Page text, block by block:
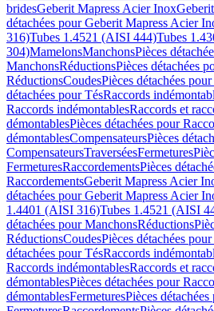
bridesGeberit Mapress Acier Inox
détachées pour Geberit Mapress Acier
316)Tubes 1.4521 (AISI 444)Tubes
304)MamelonsManchonsPièces
ManchonsRéductionsPièces détachées
RéductionsCoudesPièces détachées
détachées pour TésRaccords
Raccords indémontablesRaccords et
démontablesPièces détachées pour
démontablesCompensateursPièces
CompensateursTraverséesFermetures
FermeturesRaccordementsPièces
RaccordementsGeberit Mapress Acier
détachées pour Geberit Mapress Acier
1.4401 (AISI 316)Tubes 1.4521 (AISI
détachées pour ManchonsRéductions
RéductionsCoudesPièces détachées
détachées pour TésRaccords
Raccords indémontablesRaccords et
démontablesPièces détachées pour
démontablesFermeturesPièces détachées